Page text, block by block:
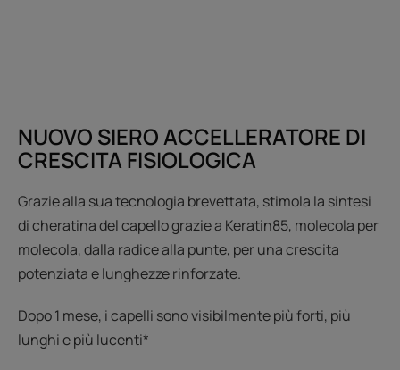
NUOVO SIERO ACCELLERATORE DI
CRESCITA FISIOLOGICA
Grazie alla sua tecnologia brevettata, stimola la sintesi
di cheratina del capello grazie a Keratin85, molecola per
molecola, dalla radice alla punte, per una crescita
potenziata e lunghezze rinforzate.
Dopo 1 mese, i capelli sono visibilmente più forti, più
lunghi e più lucenti*